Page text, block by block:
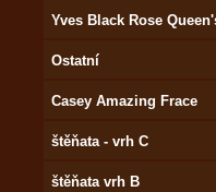
Yves Black Rose
Ostatní
Casey Amazing Frace
štěňata - vrh C
štěňata vrh B